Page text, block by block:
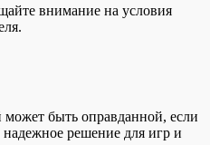
внимание на условия
быть оправданной, если
решение для игр и